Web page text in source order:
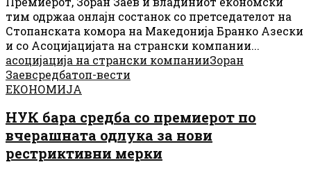
тим одржаа онлајн состанок со претседателот на
Стопанската комора на Македонија Бранко Азески
и со Асоцијацијата на странски компании...
асоцијација на странски компанииЗоран
Заевсредбатоп-вести
ЕКОНОМИЈА
НУК бара средба со премиерот по
вчерашната одлука за нови
рестриктивни мерки